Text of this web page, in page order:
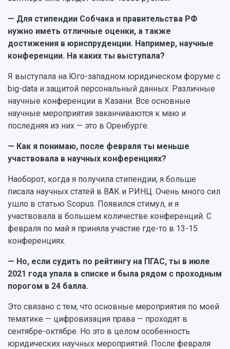
— Для стипендии Собчака и правительства РФ
нужно иметь отличные оценки, а также
достижения в юриспруденции. Например, научные
конференции. На каких ты выступала?
Я выступала на Юго-западном юридическом форуме с
big-data и защитой персональный данных. Различные
научные конференции в Казани. Все основные
научные мероприятия заканчиваются к маю и
последняя из них — это в Оренбурге.
— Как я понимаю, после февраля ты меньше
участвовала в научных конференциях?
Наоборот, когда я получила стипендии, я больше
писала научных статей в ВАК и РИНЦ. Очень много сил
ушло в статью Scopus. Появился стимул, и я
участвовала в большем количестве конференций. С
февраля по май я приняла участие где-то в 13-15
конференциях.
— Но, если судить по рейтингу на ПГАС, ты в июле
2021 года упала в списке и была рядом с проходным
порогом в 24 балла.
Это связано с тем, что основные мероприятия по моей
тематике — цифровизация права — проходят в
сентябре-октябре. Но это в целом особенность
юридических научных мероприятий. После февраля